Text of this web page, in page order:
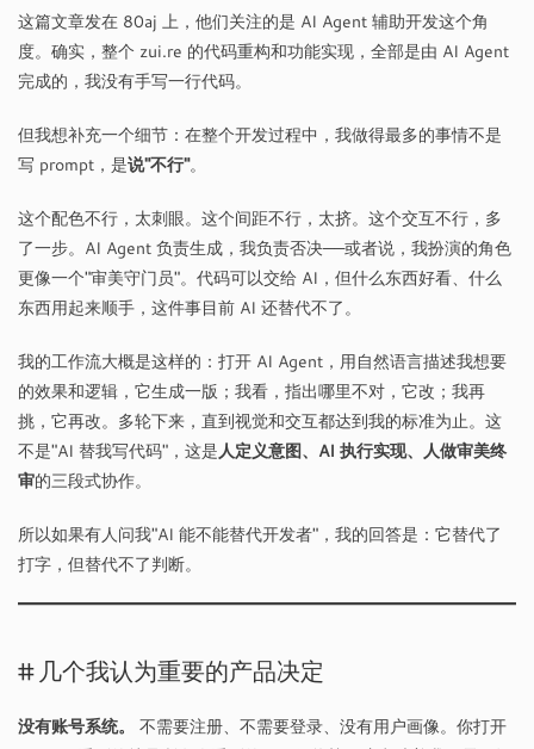
这篇文章发在 80aj 上，他们关注的是 AI Agent 辅助开发这个角
度。确实，整个 zui.re 的代码重构和功能实现，全部是由 AI Agent
完成的，我没有手写一行代码。
但我想补充一个细节：在整个开发过程中，我做得最多的事情不是
写 prompt，是说"不行"。
这个配色不行，太刺眼。这个间距不行，太挤。这个交互不行，多
了一步。AI Agent 负责生成，我负责否决——或者说，我扮演的角色
更像一个"审美守门员"。代码可以交给 AI，但什么东西好看、什么
东西用起来顺手，这件事目前 AI 还替代不了。
我的工作流大概是这样的：打开 AI Agent，用自然语言描述我想要
的效果和逻辑，它生成一版；我看，指出哪里不对，它改；我再
挑，它再改。多轮下来，直到视觉和交互都达到我的标准为止。这
不是"AI 替我写代码"，这是 人定义意图、AI 执行实现、人做审美终
审的三段式协作。
所以如果有人问我"AI 能不能替代开发者"，我的回答是：它替代了
打字，但替代不了判断。
几个我认为重要的产品决定
没有账号系统。
不需要注册、不需要登录、没有用户画像。你打开